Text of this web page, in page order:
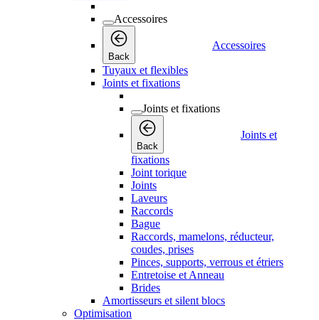
Accessoires
Back
Accessoires
Tuyaux et flexibles
Joints et fixations
Joints et fixations
Back
Joints et
fixations
Joint torique
Joints
Laveurs
Raccords
Bague
Raccords, mamelons, réducteur,
coudes, prises
Pinces, supports, verrous et étriers
Entretoise et Anneau
Brides
Amortisseurs et silent blocs
Optimisation